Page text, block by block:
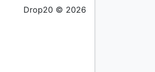
Drop20 © 2026